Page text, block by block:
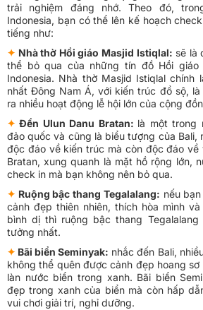
trải nghiệm đáng nhớ. Theo đó,
Indonesia, bạn có thể lên kế hoạch
tiếng như:
✦ Nhà thờ Hồi giáo Masjid Istiqlal: sẽ là
thể bỏ qua của những tín đồ Hồi
Indonesia. Nhà thờ Masjid Istiqlal chính
nhất Đông Nam Á, với kiến trúc đồ sộ,
ra nhiều hoạt động lễ hội lớn của cộng
✦Đền Ulun Danu Bratan: là một trong
đảo quốc và cũng là biểu tượng của Bali,
độc đáo về kiến trúc mà còn độc đáo
Bratan, xung quanh là mặt hồ rộng lớn,
check in mà bạn không nên bỏ qua.
✦ Ruộng bậc thang Tegalalang: nếu
cảnh đẹp thiên nhiên, thích hòa mình
bình dị thì ruộng bậc thang
tưởng nhất.
✦ Bãi biển Seminyak: nhắc đến Bali,
không thể quên được cảnh đẹp hoang
làn nước biển trong xanh. Bãi biển
đẹp trong xanh của biển mà còn hấp
vui chơi giải trí, nghỉ dưỡng.